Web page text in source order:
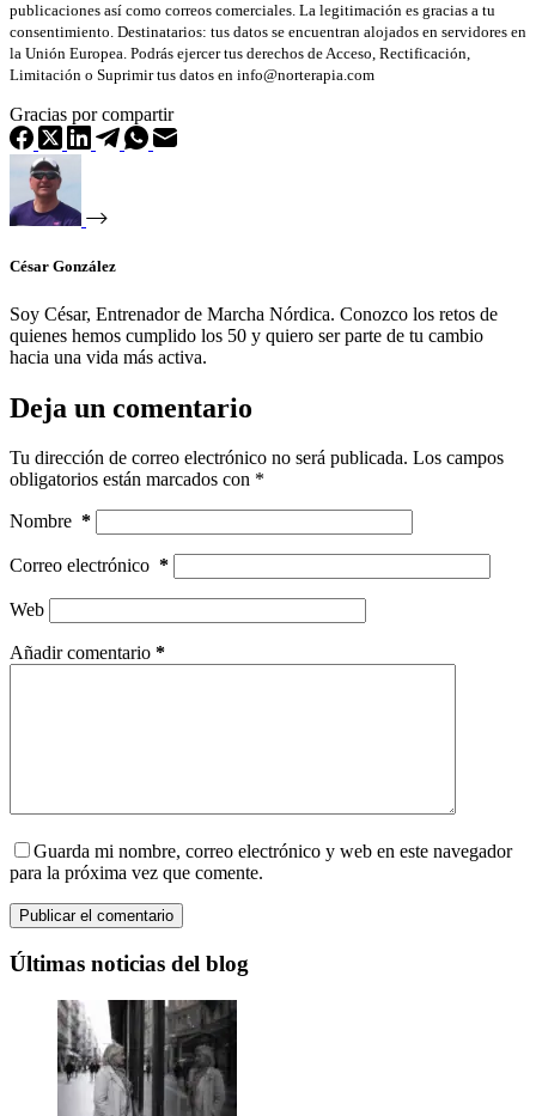
publicaciones así como correos comerciales. La legitimación es gracias a tu
consentimiento. Destinatarios: tus datos se encuentran alojados en servidores en
la Unión Europea. Podrás ejercer tus derechos de Acceso, Rectificación,
Limitación o Suprimir tus datos en info@norterapia.com
Gracias por compartir
César González
Soy César, Entrenador de Marcha Nórdica. Conozco los retos de
quienes hemos cumplido los 50 y quiero ser parte de tu cambio
hacia una vida más activa.
Deja un comentario
Tu dirección de correo electrónico no será publicada. Los campos
obligatorios están marcados con *
Nombre *
Correo electrónico *
Web
Añadir comentario *
Guarda mi nombre, correo electrónico y web en este navegador
para la próxima vez que comente.
Publicar el comentario
Últimas noticias del blog